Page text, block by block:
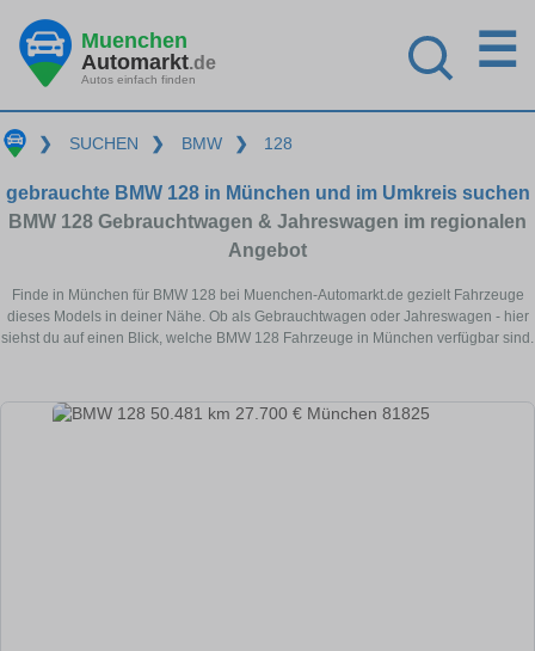
Muenchen
Automarkt.de
Autos einfach finden
☰
❯ SUCHEN ❯ BMW ❯ 128
gebrauchte BMW 128 in München und im Umkreis suchen
BMW 128 Gebrauchtwagen & Jahreswagen im regionalen
Angebot
Finde in München für BMW 128 bei Muenchen-Automarkt.de gezielt Fahrzeuge
dieses Models in deiner Nähe. Ob als Gebrauchtwagen oder Jahreswagen - hier
siehst du auf einen Blick, welche BMW 128 Fahrzeuge in München verfügbar sind.